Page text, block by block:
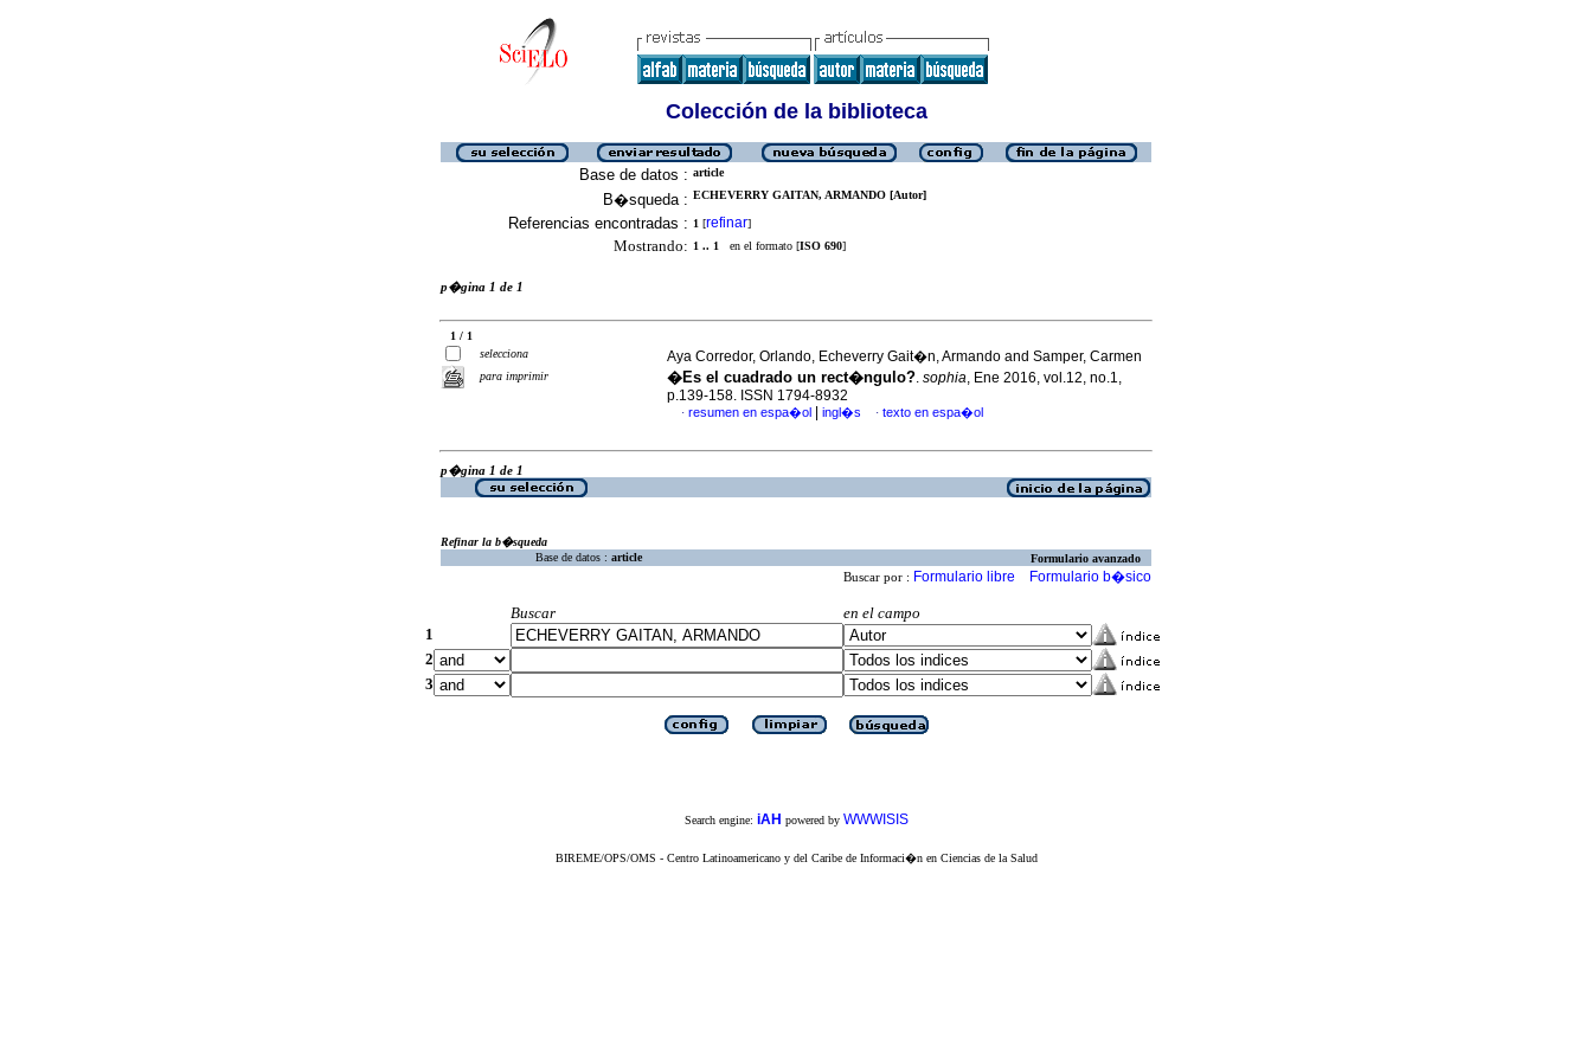
Colección de la biblioteca
Base de datos : article
B�squeda : ECHEVERRY GAITAN, ARMANDO [Autor]
Referencias encontradas : 1 [refinar]
Mostrando: 1 .. 1 en el formato [ISO 690]
p�gina 1 de 1
1 / 1
selecciona
para imprimir
Aya Corredor, Orlando, Echeverry Gait�n, Armando and Samper, Carmen
�Es el cuadrado un rect�ngulo?. sophia, Ene 2016, vol.12, no.1,
p.139-158. ISSN 1794-8932
· resumen en espa�ol ingl�s · texto en espa�ol
p�gina 1 de 1
Refinar la b�squeda
Base de datos : article Formulario avanzado
Buscar por : Formulario libre Formulario b�sico
Buscar
en el campo
1
2
3
Search engine: iAH powered by WWWISIS
BIREME/OPS/OMS - Centro Latinoamericano y del Caribe de Informaci�n en Ciencias de la Salud